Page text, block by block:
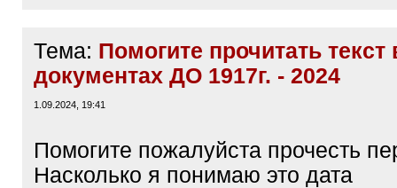
Тема: Помогите прочитать текст
документах ДО 1917г. - 2024
1.09.2024, 19:41
Помогите пожалуйста прочесть
Насколько я понимаю это дата